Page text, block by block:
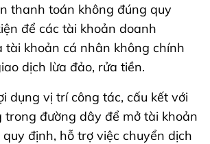
thanh toán không đúng quy
để các tài khoản doanh
tài khoản cá nhân không chính
dịch lừa đảo, rửa tiền.
dụng vị trí công tác, cấu kết với
trong đường dây để mở tài khoản
định, hỗ trợ việc chuyển dịch